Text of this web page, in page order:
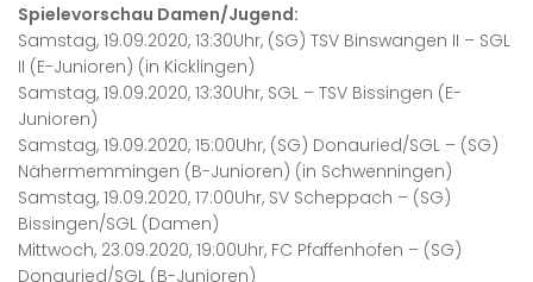
Spielevorschau Damen/Jugend:
Samstag, 19.09.2020, 13:30Uhr, (SG) TSV Binswangen II – SGL
II (E-Junioren) (in Kicklingen)
Samstag, 19.09.2020, 13:30Uhr, SGL – TSV Bissingen (E-
Junioren)
Samstag, 19.09.2020, 15:00Uhr, (SG) Donauried/SGL – (SG)
Nähermemmingen (B-Junioren) (in Schwenningen)
Samstag, 19.09.2020, 17:00Uhr, SV Scheppach – (SG)
Bissingen/SGL (Damen)
Mittwoch, 23.09.2020, 19:00Uhr, FC Pfaffenhofen – (SG)
Donauried/SGL (B-Junioren)